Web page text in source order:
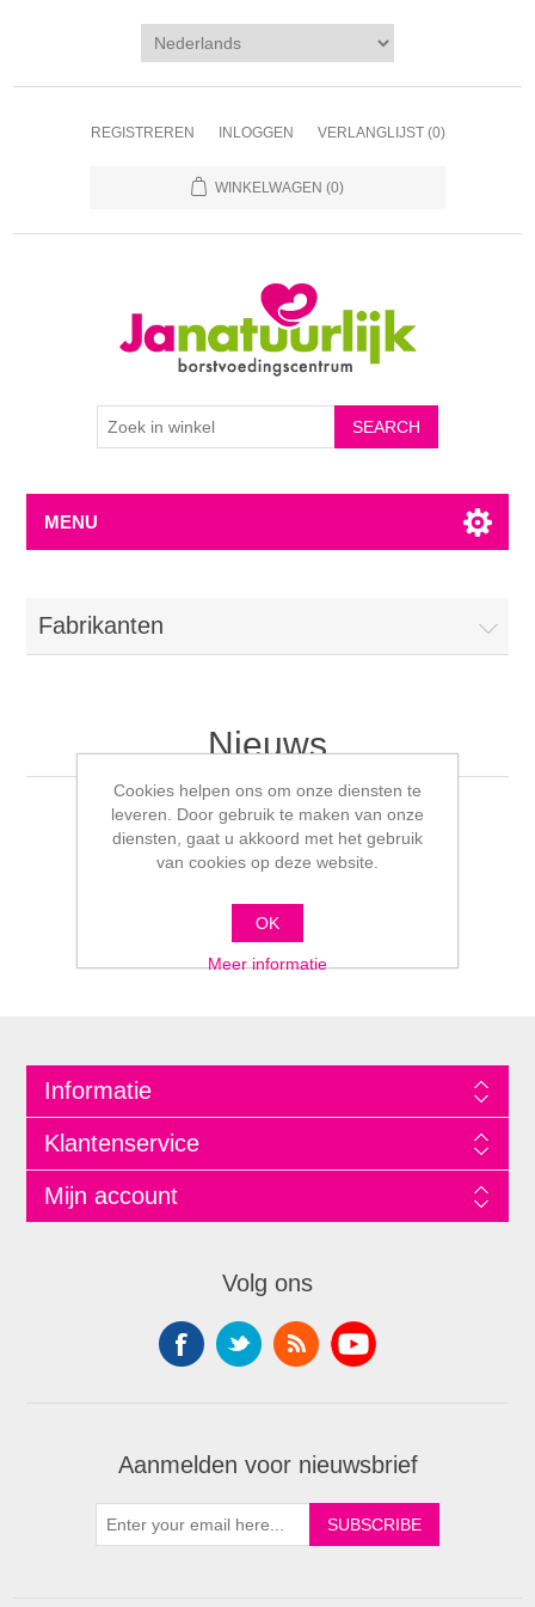
REGISTREREN INLOGGEN VERLANGLIJST (0)
WINKELWAGEN (0)
MENU
Fabrikanten
Nieuws
Informatie
Klantenservice
Mijn account
Volg ons
Aanmelden voor nieuwsbrief
Cookies helpen ons om onze diensten te
leveren. Door gebruik te maken van onze
diensten, gaat u akkoord met het gebruik
van cookies op deze website.
OK
Meer informatie